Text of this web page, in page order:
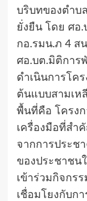
บริบทของตำบ
ยั่งยืน โดย ศอ
กอ.รมน.ภ 4 ส
ศอ.บต.มิติการ
ดำเนินการโค
ต้นแบบสามเห
พื้นที่คือ โครง
เครื่องมือที่ส
จากการประช
ของประชาชน
เข้าร่วมกิจกร
เชื่อมโยงกับก